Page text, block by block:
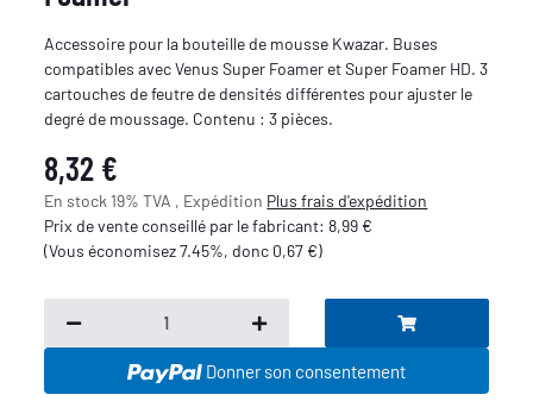
Accessoire pour la bouteille de mousse Kwazar. Buses
compatibles avec Venus Super Foamer et Super Foamer HD. 3
cartouches de feutre de densités différentes pour ajuster le
degré de moussage. Contenu : 3 pièces.
8,32 €
En stock 19% TVA , Expédition Plusfrais d'expédition
Prix de vente conseillé par le fabricant:8,99 €
(Vous économisez7.45%, donc 0,67 €)
Donner son consentement